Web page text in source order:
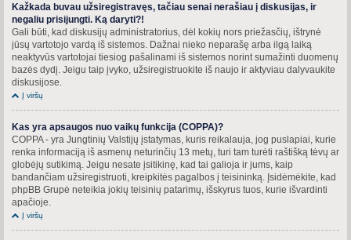
Kažkada buvau užsiregistravęs, tačiau senai nerašiau į diskusijas, ir
negaliu prisijungti. Ką daryti?!
Gali būti, kad diskusijų administratorius, dėl kokių nors priežasčių, ištrynė
jūsų vartotojo vardą iš sistemos. Dažnai nieko neparašę arba ilgą laiką
neaktyvūs vartotojai tiesiog pašalinami iš sistemos norint sumažinti duomenų
bazės dydį. Jeigu taip įvyko, užsiregistruokite iš naujo ir aktyviau dalyvaukite
diskusijose.
Į viršų
Kas yra apsaugos nuo vaikų funkcija (COPPA)?
COPPA - yra Jungtinių Valstijų įstatymas, kuris reikalauja, jog puslapiai, kurie
renka informaciją iš asmenų neturinčių 13 metų, turi tam turėti raštišką tėvų ar
globėjų sutikimą. Jeigu nesate įsitikinę, kad tai galioja ir jums, kaip
bandančiam užsiregistruoti, kreipkitės pagalbos į teisininką. Įsidėmėkite, kad
phpBB Grupė neteikia jokių teisinių patarimų, išskyrus tuos, kurie išvardinti
apačioje.
Į viršų